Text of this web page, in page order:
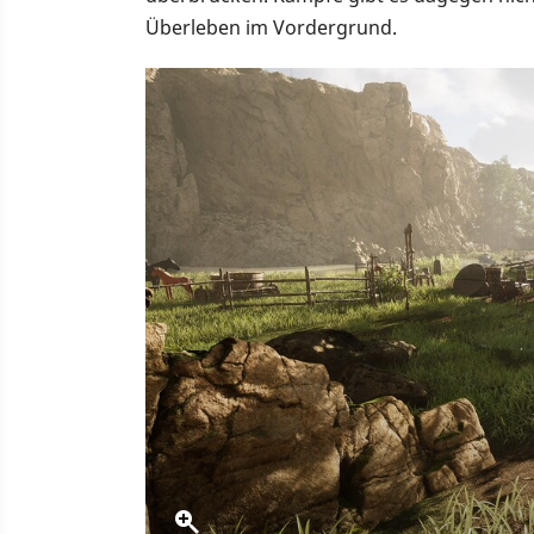
Überleben im Vordergrund.